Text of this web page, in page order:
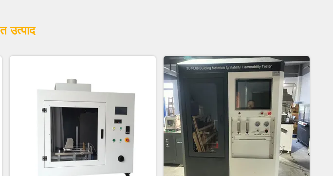
उत्पाद